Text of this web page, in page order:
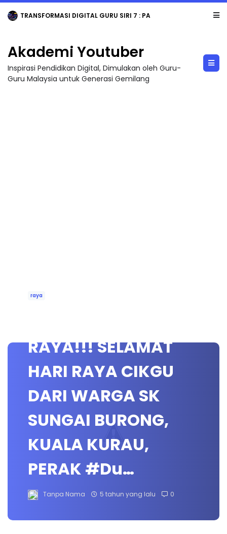
TRANSFORMASI DIGITAL GURU SIRI 7 : PAHLAWAN DIGITAL PENYELAMAT DUNIA
Akademi Youtuber
Inspirasi Pendidikan Digital, Dimulakan oleh Guru-
Guru Malaysia untuk Generasi Gemilang
raya
RAYA!!! SELAMAT
HARI RAYA CIKGU
DARI WARGA SK
SUNGAI BURONG,
KUALA KURAU,
PERAK #Du…
Tanpa Nama 5 tahun yang lalu 0